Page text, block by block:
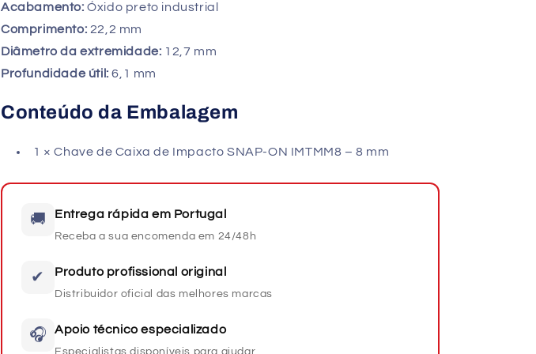
Acabamento: Óxido preto industrial
Comprimento: 22,2 mm
Diâmetro da extremidade: 12,7 mm
Profundidade útil: 6,1 mm
Conteúdo da Embalagem
1 × Chave de Caixa de Impacto SNAP-ON IMTMM8 – 8 mm
🚚 Entrega rápida em Portugal
Receba a sua encomenda em 24/48h
✔ Produto profissional original
Distribuidor oficial das melhores marcas
🎧 Apoio técnico especializado
Especialistas disponíveis para ajudar